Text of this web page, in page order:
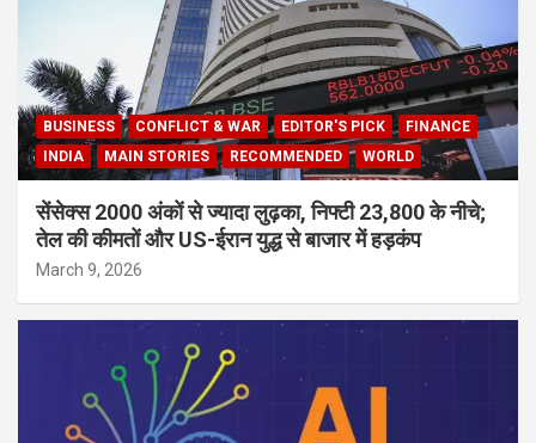
BUSINESS CONFLICT & WAR EDITOR'S PICK
FINANCE
INDIA
MAIN STORIES RECOMMENDED WORLD
सेंसेक्स 2000 अंकों से ज्यादा लुढ़का, निफ्टी 23,800 के नीचे;
तेल की कीमतों और US-ईरान युद्ध से बाजार में हड़कंप
March 9, 2026